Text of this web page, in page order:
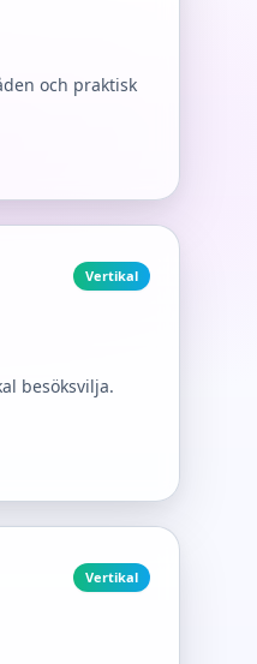
och praktisk
Vertikal
besöksvilja.
Vertikal